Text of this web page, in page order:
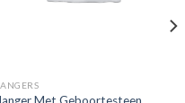
Met Geboortesteen